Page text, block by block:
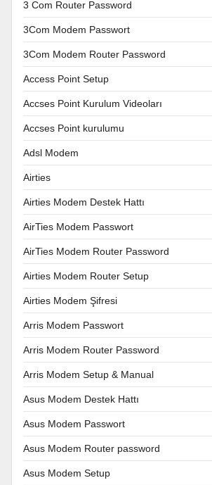
3 Com Router Password
3Com Modem Passwort
3Com Modem Router Password
Access Point Setup
Accses Point Kurulum Videoları
Accses Point kurulumu
Adsl Modem
Airties
Airties Modem Destek Hattı
AirTies Modem Passwort
AirTies Modem Router Password
Airties Modem Router Setup
Airties Modem Şifresi
Arris Modem Passwort
Arris Modem Router Password
Arris Modem Setup & Manual
Asus Modem Destek Hattı
Asus Modem Passwort
Asus Modem Router password
Asus Modem Setup